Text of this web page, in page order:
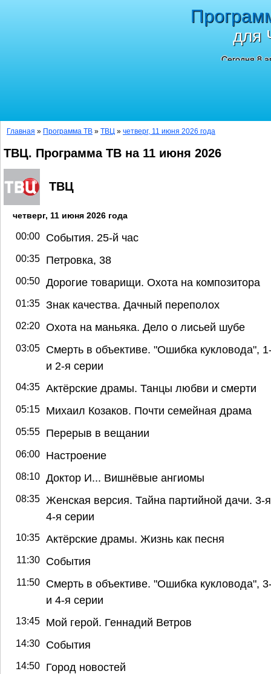
для
Сегодня 8
Главная » Программа ТВ » ТВЦ » четверг, 11 июня 2026 года
ТВЦ. Программа ТВ на 11 июня 2026
ТВЦ
четверг, 11 июня 2026 года
00:00 События. 25-й час
00:35 Петровка, 38
00:50 Дорогие товарищи. Охота на композитора
01:35 Знак качества. Дачный переполох
02:20 Охота на маньяка. Дело о лисьей шубе
03:05
Смерть в объективе. "Ошибка кукловода",
и 2-я серии
04:35 Актёрские драмы. Танцы любви и смерти
05:15 Михаил Козаков. Почти семейная драма
05:55 Перерыв в вещании
06:00 Настроение
08:10 Доктор И... Вишнёвые ангиомы
08:35
Женская версия. Тайна партийной дачи. 3-
4-я серии
10:35 Актёрские драмы. Жизнь как песня
11:30 События
11:50
Смерть в объективе. "Ошибка кукловода",
и 4-я серии
13:45 Мой герой. Геннадий Ветров
14:30 События
14:50 Город новостей